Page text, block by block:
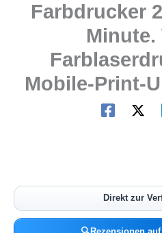
Farbdrucker
Minute.
Mobile-Print-
Direkt zur